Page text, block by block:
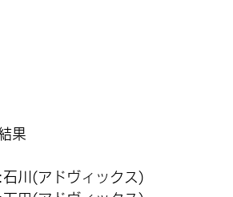
果
川(アドヴィックス)